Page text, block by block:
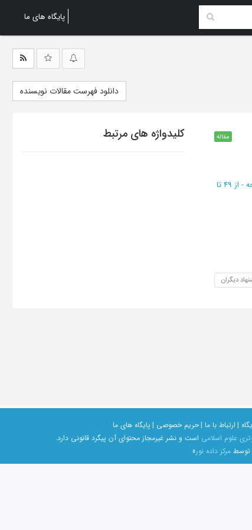
پایگاه های ما
دانلود فهرست مقالات نویسنده
مقاله
از 49 تا
دیگران
کلیدواژه های مرتبط
| ارتباط با ما |حریم خصوصی | پایگاه های ما
علوم اسلامی است و نشر غیرمجاز محتوای آن پیگرد قانونی دارد.
توسطمرکز داده نور»